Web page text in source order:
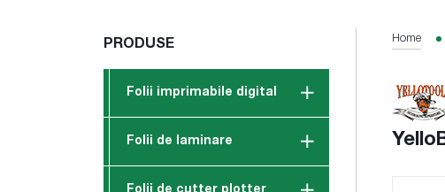
PRODUSE
Folii imprimabile digital
Folii de laminare
Home